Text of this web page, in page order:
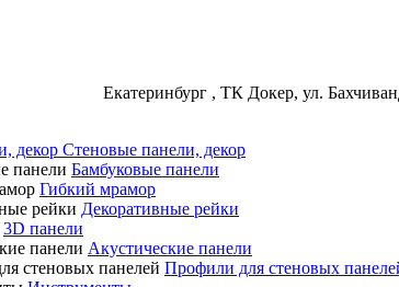
Екатеринбург , ТК Докер, ул.
Стеновые панели, декор
Бамбуковые панели
Гибкий мрамор
Декоративные рейки
3D панели
Акустические панели
Профили для стеновых